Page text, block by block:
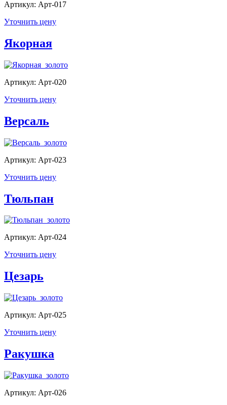
Артикул: Арт-017
Уточнить цену
Якорная
Артикул: Арт-020
Уточнить цену
Версаль
Артикул: Арт-023
Уточнить цену
Тюльпан
Артикул: Арт-024
Уточнить цену
Цезарь
Артикул: Арт-025
Уточнить цену
Ракушка
Артикул: Арт-026